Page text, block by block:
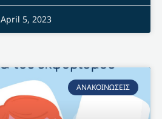
April 5, 2023
ΑΝΑΚΟΙΝΩΣΕΙΣ